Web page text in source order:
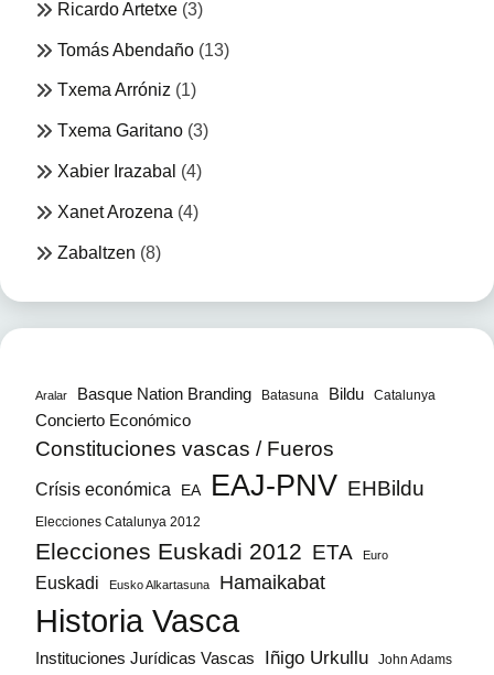
Ricardo Artetxe (3)
Tomás Abendaño (13)
Txema Arróniz (1)
Txema Garitano (3)
Xabier Irazabal (4)
Xanet Arozena (4)
Zabaltzen (8)
Aralar Basque Nation Branding Batasuna Bildu Catalunya
Concierto Económico
Constituciones vascas / Fueros
Crísis económica EA EAJ-PNV EHBildu
Elecciones Catalunya 2012
Elecciones Euskadi 2012 ETA Euro
Euskadi Eusko Alkartasuna Hamaikabat
Historia Vasca
Instituciones Jurídicas Vascas Iñigo Urkullu John Adams